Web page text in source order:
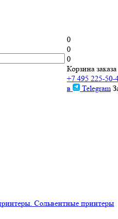
0
0
0
Корзина заказа
+7 495 225-50-
в
Telegram
Сольвентные принтеры